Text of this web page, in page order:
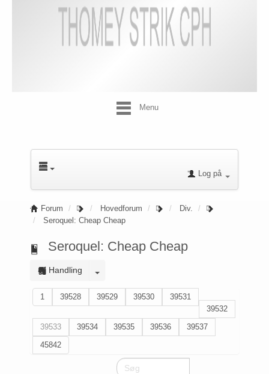
Menu
Log på
Forum Hovedforum
Div.
Seroquel: Cheap Cheap
Seroquel: Cheap Cheap
Handling
1 39528 39529 39530
39531
39532
39533
39534 39535 39536
39537
45842